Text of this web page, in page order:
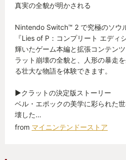
ドはyoutubeで観て満足した。
アクションの手触り、音楽（
ピノキオをダークアレンジし
美麗なグラフィックなど、ど
とても良かった。ソウルシリ
化できている。難易度も変更
ジャンルとしてはとっつきや
ちらのほうがハマるかもしれ
ただし、エンドコンテンツは
真実の全貌が明かされる
Nintendo Switch™ 2 で究極のソウ
『Lies of P：コンプリート エディ
輝いたゲーム本編と拡張コンテン
ラット崩壊の全貌と、人形の暴走
る壮大な物語を体験できます。
▶クラットの決定版ストーリー
ベル・エポックの美学に彩られた
壊した…
from マイニンテンドーストア